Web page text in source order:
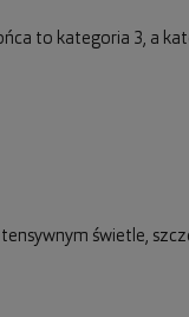
to kategoria 3, a
świetle,